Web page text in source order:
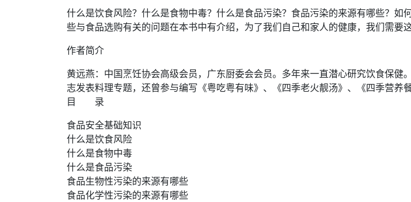
什么是饮食风险？什么是食物中毒？什么是食品污染？食品污染的来源有哪些？
些与食品选购有关的问题在本书中有介绍，为了我们自己和家人的健康，我们需要
作者简介
黄远燕：中国烹饪协会高级会员，广东厨委会会员。多年来一直潜心研究饮食保
志发表料理专题，还曾参与编写《粤吃粤有味》、《四季老火靓汤》、《四季营养
目 录
食品安全基础知识
什么是饮食风险
什么是食物中毒
什么是食品污染
食品生物性污染的来源有哪些
食品化学性污染的来源有哪些